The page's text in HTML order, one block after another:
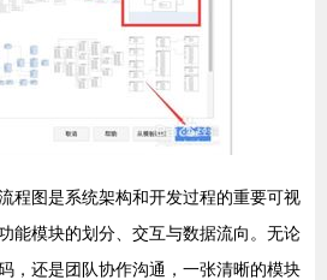
程图是系统架构和开发过程的重要可视
能模块的划分、交互与数据流向。无论
，还是团队协作沟通，一张清晰的模块